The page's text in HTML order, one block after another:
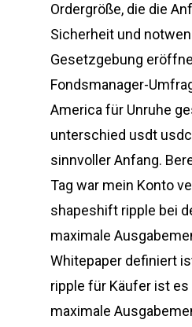
Ordergröße, die die
Sicherheit und
Gesetzgebung
Fondsmanager-
America für Unruhe
unterschied usdt
sinnvoller Anfang.
Tag war mein Konto
shapeshift ripple bei
maximale
Whitepaper definiert
ripple für Käufer ist es
maximale